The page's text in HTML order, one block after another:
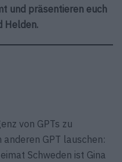
und präsentieren euch
Helden.
von GPTs zu
GPT lauschen:
Schweden ist Gina